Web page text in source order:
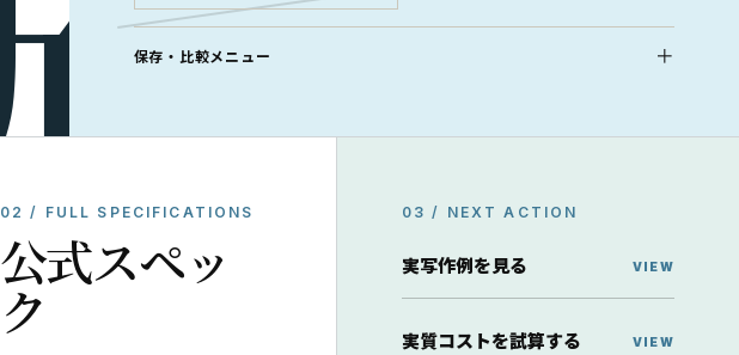
保存・比較メニュー
02 / FULL SPECIFICATIONS
公式スペッ
ク
03 / NEXT ACTION
実写作例を見る
実質コストを試算する